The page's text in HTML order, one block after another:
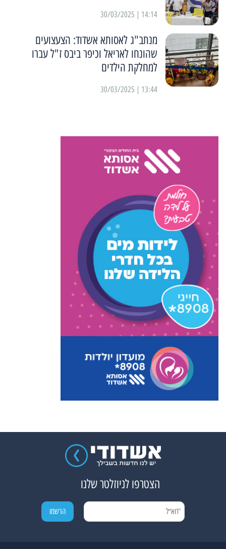
14:14 | 30/03/2025
מנתב"ג לאסותא אשדוד: הצעצועים
שהונחו לאריאל וכיפר ביבס ז"ל עברו
למחלקת הילדים
13:44 | 30/03/2025
הצטרפו לניוזלטר שלנו